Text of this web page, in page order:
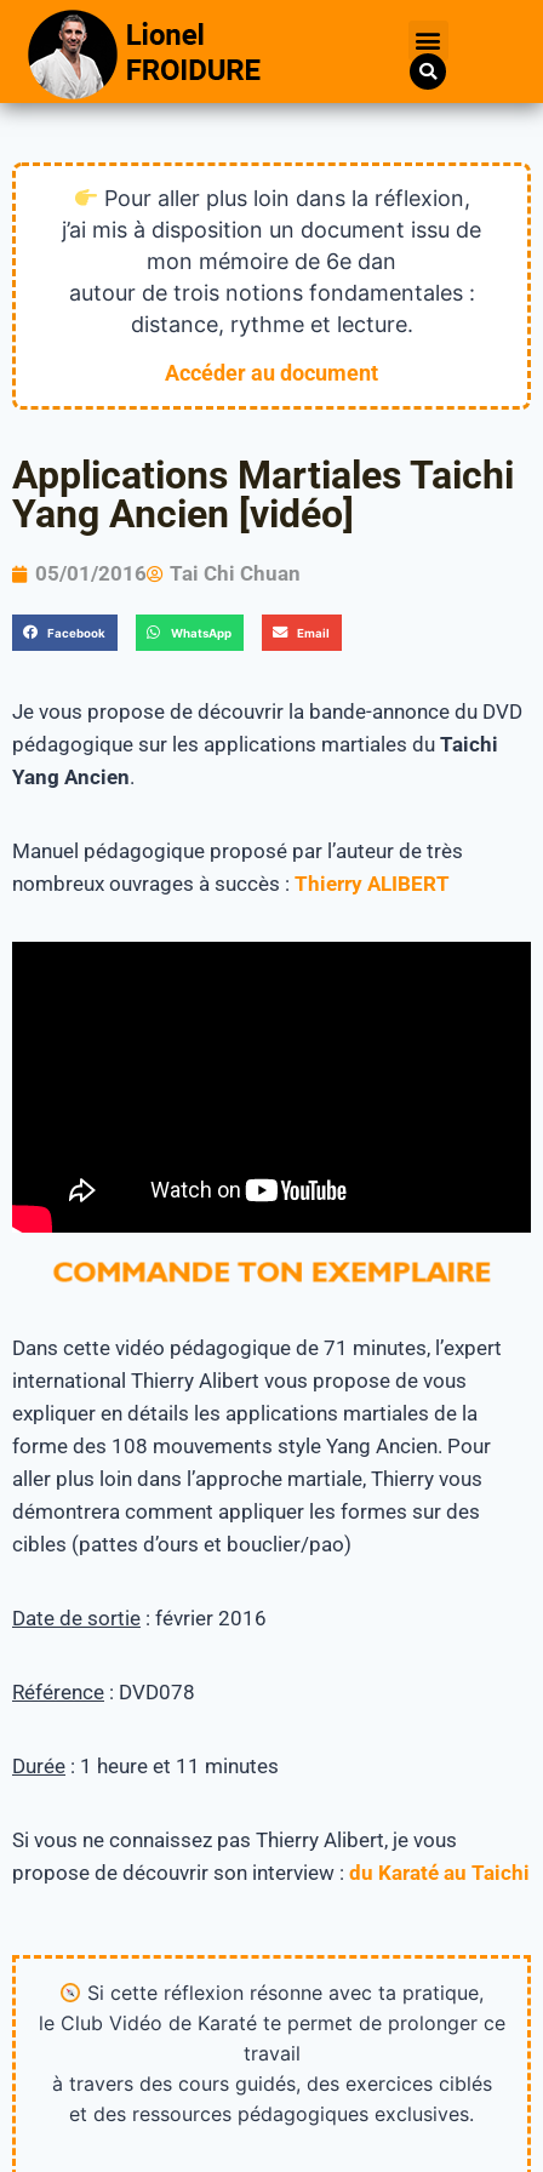
Pour aller plus loin dans la réflexion,
j’ai mis à disposition un document issu de
mon mémoire de 6e dan
autour de trois notions fondamentales :
distance, rythme et lecture.
Accéder au document
Applications Martiales Taichi
Yang Ancien [vidéo]
05/01/2016 Tai Chi Chuan
Facebook WhatsApp Email
Je vous propose de découvrir la bande-annonce du DVD
pédagogique sur les applications martiales du Taichi
Yang Ancien.
Manuel pédagogique proposé par l’auteur de très
nombreux ouvrages à succès : Thierry ALIBERT
Dans cette vidéo pédagogique de 71 minutes, l’expert
international Thierry Alibert vous propose de vous
expliquer en détails les applications martiales de la
forme des 108 mouvements style Yang Ancien. Pour
aller plus loin dans l’approche martiale, Thierry vous
démontrera comment appliquer les formes sur des
cibles (pattes d’ours et bouclier/pao)
Date de sortie : février 2016
Référence : DVD078
Durée : 1 heure et 11 minutes
Si vous ne connaissez pas Thierry Alibert, je vous
propose de découvrir son interview : du Karaté au Taichi
Si cette réflexion résonne avec ta pratique,
le Club Vidéo de Karaté te permet de prolonger ce
travail
à travers des cours guidés, des exercices ciblés
et des ressources pédagogiques exclusives.